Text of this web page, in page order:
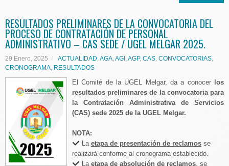
RESULTADOS PRELIMINARES DE LA CONVOCATORIA DEL
PROCESO DE CONTRATACIÓN DE PERSONAL
ADMINISTRATIVO – CAS SEDE / UGEL MELGAR 2025.
29 Enero, 2025 ACTUALIDAD,AGA,AGI ,AGP, CAS, CONVOCATORIAS,
CRONOGRAMA, RESULTADOS
El Comité de la UGEL Melgar, da a conocer
los
resultados preliminares de la convocatoria para
la Contratación Administrativa de Servicios
(CAS) sede 2025 de la UGEL Melgar.
NOTA:
La etapa de presentación de reclamosse
realizará conforme al cronograma establecido.
La etapa de absolución de reclamos, se